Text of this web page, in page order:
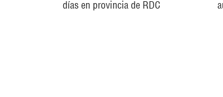
días en provincia de RDC